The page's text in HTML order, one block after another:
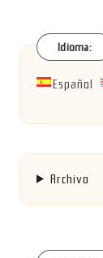
Idioma:
Español
Archivo